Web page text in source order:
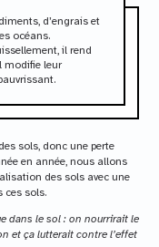
d’engrais et
océans.
il rend
modifie leur
sols, donc une perte
en année, nous allons
des sols avec une
ces sols.
dans le sol : on nourrirait le
et ça lutterait contre l’effet